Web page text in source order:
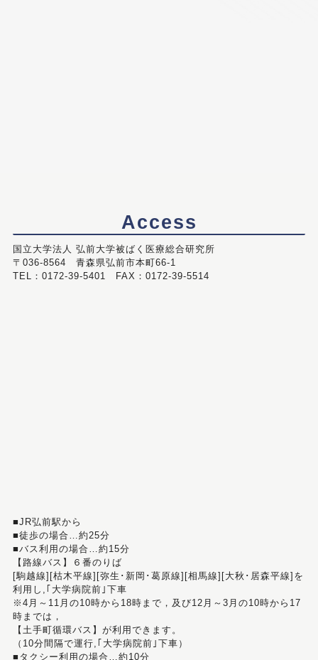
Access
国立大学法人 弘前大学被ばく医療総合研究所
〒036-8564 青森県弘前市本町66-1
TEL：0172-39-5401 FAX：0172-39-5514
■JR弘前駅から
■徒歩の場合…約25分
■バス利用の場合…約15分
【路線バス】６番のりば
[駒越線][枯木平線][弥生･新岡･葛原線][相馬線][大秋･居森平線]を
利用し,｢大学病院前｣下車
※4月～11月の10時から18時まで，及び12月～3月の10時から17
時までは，
【土手町循環バス】が利用できます。
（10分間隔で運行,｢大学病院前｣下車）
■タクシー利用の場合…約10分